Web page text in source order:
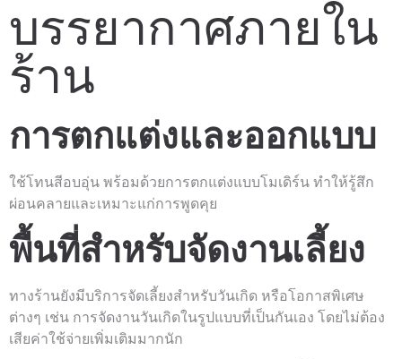
บรรยากาศภายใน
ร้าน
การตกแต่งและออกแบบ
ใช้โทนสีอบอุ่น พร้อมด้วยการตกแต่งแบบโมเดิร์น ทำให้รู้สึก
ผ่อนคลายและเหมาะแก่การพูดคุย
พื้นที่สำหรับจัดงานเลี้ยง
ทางร้านยังมีบริการจัดเลี้ยงสำหรับวันเกิด หรือโอกาสพิเศษ
ต่างๆ เช่น การจัดงานวันเกิดในรูปแบบที่เป็นกันเอง โดยไม่ต้อง
เสียค่าใช้จ่ายเพิ่มเติมมากนัก